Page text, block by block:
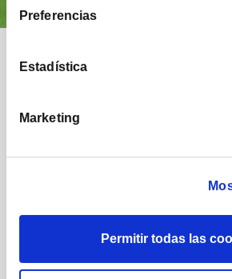
Preferencias
Estadística
Marketing
Permitir todas las
Nuestra comunidad
1.224
Posts